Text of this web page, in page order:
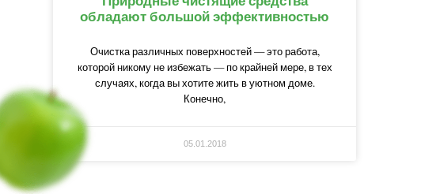
обладают большой эффективностью
Очистка различных поверхностей — это работа,
которой никому не избежать — по крайней мере, в тех
случаях, когда вы хотите жить в уютном доме.
Конечно,
05.01.2018